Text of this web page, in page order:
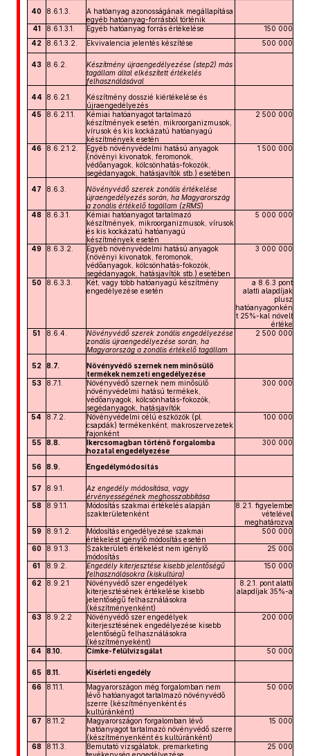
40 8.6.1.3.
A hatóanyag azonosságának megállapítása
egyéb hatóanyag-forrásból történik
41
8.6.1.3.1. Egyéb hatóanyag forrás értékelése
150 000
42
8.6.1.3.2. Ekvivalencia jelentés készítése 500 000
43 8.6.2.
Készítmény újraengedélyezése (step2) más
tagállam által elkészített értékelés
felhasználásával
44
8.6.2.1.
Készítmény dosszié kiértékelése és
újraengedélyezés
45
8.6.2.1.1.
Kémiai hatóanyagot tartalmazó
készítmények esetén, mikroorganizmusok,
vírusok és kis kockázatú hatóanyagú
készítmények esetén
2 500 000
46 8.6.2.1.2.
Egyéb növényvédelmi hatású anyagok
(növényi kivonatok, feromonok,
védőanyagok, kölcsönhatás-fokozók,
segédanyagok, hatásjavítók stb.) esetében
1 500 000
47 8.6.3.
Növényvédő szerek zonális értékelése
újraengedélyezés során, ha Magyarország
a zonális értékelő tagállam (zRMS)
48
8.6.3.1.
Kémiai hatóanyagot tartalmazó
készítmények, mikroorganizmusok, vírusok
és kis kockázatú hatóanyagú
készítmények esetén
5 000 000
49 8.6.3.2.
Egyéb növényvédelmi hatású anyagok
(növényi kivonatok, feromonok,
védőanyagok, kölcsönhatás-fokozók,
segédanyagok, hatásjavítók stb.) esetében
3 000 000
50 8.6.3.3.
Két, vagy több hatóanyagú készítmény
engedélyezése esetén
a 8.6.3 pont
alatti alapdíjak
plusz
hatóanyagonkén
t 25%-kal növelt
értéke
51
8.6.4.
Növényvédő szerek zonális engedélyezése
zonális újraengedélyezése során, ha
Magyarország a zonális értékelő tagállam
2 500 000
52 8.7.
Növényvédő szernek nem minősülő
termékek nemzeti engedélyezése
53
8.7.1.
Növényvédő szernek nem minősülő
növényvédelmi hatású termékek,
védőanyagok, kölcsönhatás-fokozók,
segédanyagok, hatásjavítók
300 000
54 8.7.2.
Növényvédelmi célú eszközök (pl.
csapdák) termékenként, makroszervezetek
fajonként
100 000
55 8.8.
Ikercsomagban történő forgalomba
hozatal engedélyezése
300 000
56 8.9. Engedélymódosítás
57 8.9.1.
Az engedély módosítása, vagy
érvényességének meghosszabbítása
58
8.9.1.1.
Módosítás szakmai értékelés alapján
szakterületenként
8.2.1. figyelembe
vételével
meghatározva
59
8.9.1.2.
Módosítás engedélyezése szakmai
értékelést igénylő módosítás esetén
500 000
60 8.9.1.3.
Szakterületi értékelést nem igénylő
módosítás
25 000
61 8.9.2.
Engedély kiterjesztése kisebb jelentőségű
felhasználásokra (kiskultúra)
150 000
62 8.9.2.1
Növényvédő szer engedélyek
kiterjesztésének értékelése kisebb
jelentőségű felhasználásokra
(készítményenként)
8.2.1. pont alatti
alapdíjak 35%-a
63 8.9.2.2
Növényvédő szer engedélyek
kiterjesztésének engedélyezése kisebb
jelentőségű felhasználásokra
(készítményeként)
200 000
64 8.10. Címke-felülvizsgálat 50 000
65 8.11.
Kísérleti engedély
66
8.11.1.
Magyarországon még forgalomban nem
lévő hatóanyagot tartalmazó növényvédő
szerre (készítményenként és
kultúránként)
50 000
67 8.11.2
Magyarországon forgalomban lévő
hatóanyagot tartalmazó növényvédő szerre
(készítményenként és kultúránként)
15 000
68 8.11.3.
Bemutató vizsgálatok, premarketing
25 000